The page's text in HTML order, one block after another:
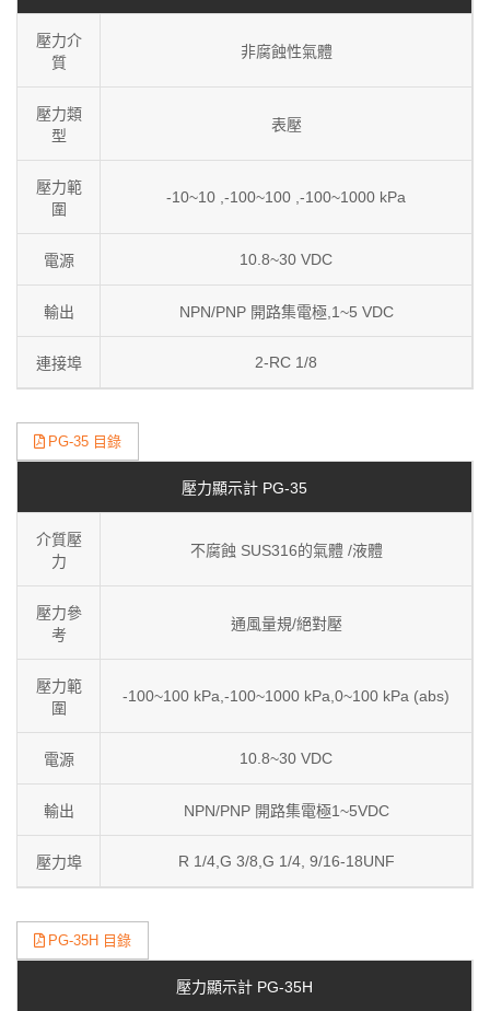
壓力介
質
非腐蝕性氣體
壓力類
型
表壓
壓力範
圍
-10~10 ,-100~100 ,-100~1000 kPa
電源 10.8~30 VDC
輸出 NPN/PNP 開路集電極,1~5 VDC
連接埠 2-RC 1/8
PG-35 目錄
壓力顯示計 PG-35
介質壓
力
不腐蝕 SUS316的氣體 /液體
壓力參
考
通風量規/絕對壓
壓力範
圍
-100~100 kPa,-100~1000 kPa,0~100 kPa (abs)
電源 10.8~30 VDC
輸出 NPN/PNP 開路集電極1~5VDC
壓力埠 R 1/4,G 3/8,G 1/4, 9/16-18UNF
PG-35H 目錄
壓力顯示計 PG-35H